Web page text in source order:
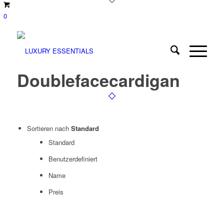
0
Doublefacecardigan
Sortieren nach Standard
Standard
Benutzerdefiniert
Name
Preis